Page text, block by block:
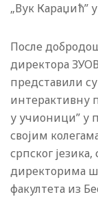
„Вук Караџић”
После
директора
представили
интерактивну
у учионици” у
својим
српског
директорима
факултета из